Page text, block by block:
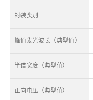
封装类别
峰值发光波长（典型值）
半谱宽度（典型值）
正向电压（典型值）